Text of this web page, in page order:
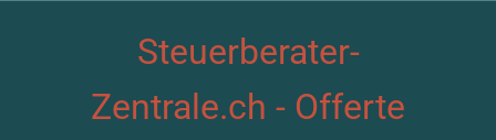
Steuerberater-
Zentrale.ch - Offerte